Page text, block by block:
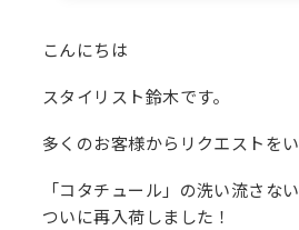
こんにちは
スタイリスト鈴木です。
多くのお客様からリクエストを
「コタチュール」の洗い流さな
ついに再入荷しました！